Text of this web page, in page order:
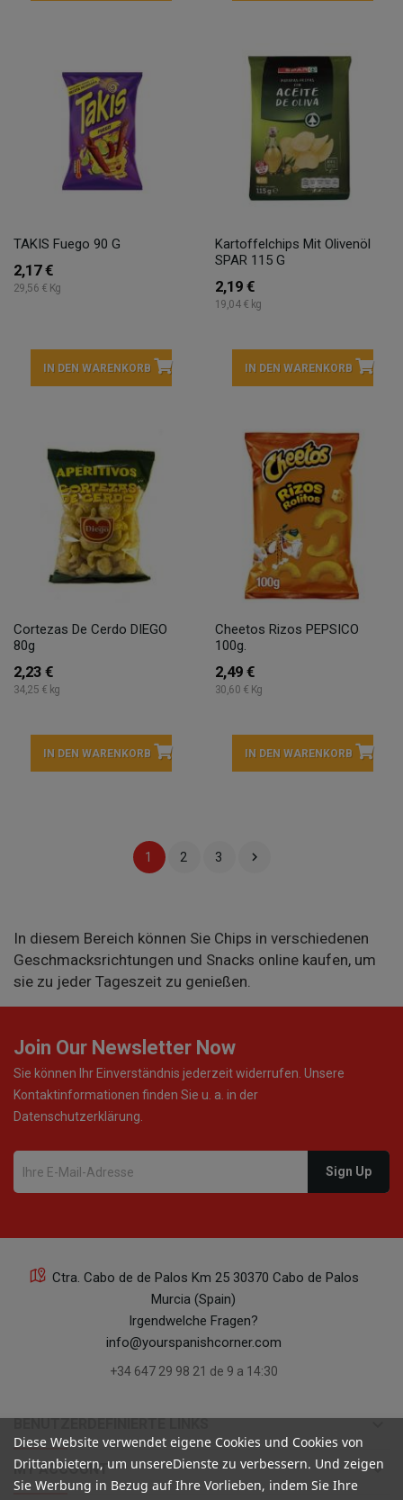
TAKIS Fuego 90 G
2,17 €
29,56 € Kg
IN DEN WARENKORB
Kartoffelchips Mit Olivenöl
SPAR 115 G
2,19 €
19,04 € kg
IN DEN WARENKORB
Cortezas De Cerdo DIEGO
80g
2,23 €
34,25 € kg
IN DEN WARENKORB
Cheetos Rizos PEPSICO
100g.
2,49 €
30,60 € Kg
IN DEN WARENKORB
1 2 3 
In diesem Bereich können Sie Chips in verschiedenen
Geschmacksrichtungen und Snacks online kaufen, um
sie zu jeder Tageszeit zu genießen.
Join Our Newsletter Now
Sie können Ihr Einverständnis jederzeit widerrufen. Unsere
Kontaktinformationen finden Sie u. a. in der
Datenschutzerklärung.
Ctra. Cabo de de Palos Km 25 30370 Cabo de Palos
Murcia (Spain)
Irgendwelche Fragen?
info@yourspanishcorner.com
+34 647 29 98 21 de 9 a 14:30
BENUTZERDEFINIERTE LINKS keyboard_arrow_down
MY ACCOUNT keyboard_arrow_down
Diese Website verwendet eigene Cookies und Cookies von
Drittanbietern, um unsereDienste zu verbessern. Und zeigen
Sie Werbung in Bezug auf Ihre Vorlieben, indem Sie Ihre